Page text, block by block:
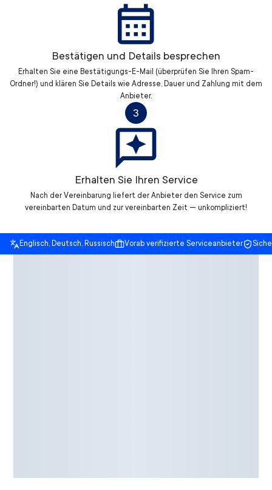
Bestätigen und Details besprechen
Erhalten Sie eine Bestätigungs-E-Mail (überprüfen Sie Ihren Spam-
Ordner!) und klären Sie Details wie Adresse, Dauer und Zahlung mit dem
Anbieter.
3
Erhalten Sie Ihren Service
Nach der Vereinbarung liefert der Anbieter den Service zum
vereinbarten Datum und zur vereinbarten Zeit — unkompliziert!
Englisch, Deutsch, Russisch Vorab verifizierte Serviceanbieter